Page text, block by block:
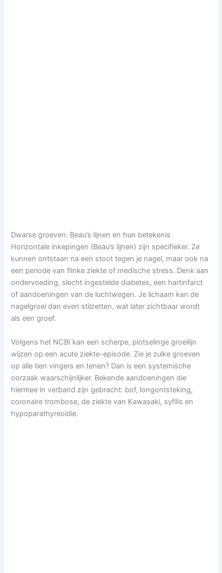
Dwarse groeven: Beau’s lijnen en hun betekenis
Horizontale inkepingen (Beau’s lijnen) zijn specifieker. Ze
kunnen ontstaan na een stoot tegen je nagel, maar ook na
een periode van flinke ziekte of medische stress. Denk aan
ondervoeding, slecht ingestelde diabetes, een hartinfarct
of aandoeningen van de luchtwegen. Je lichaam kan de
nagelgroei dan even stilzetten, wat later zichtbaar wordt
als een groef.
Volgens het NCBI kan een scherpe, plotselinge groeilijn
wijzen op een acute ziekte-episode. Zie je zulke groeven
op alle tien vingers en tenen? Dan is een systemische
oorzaak waarschijnlijker. Bekende aandoeningen die
hiermee in verband zijn gebracht: bof, longontsteking,
coronaire trombose, de ziekte van Kawasaki, syfilis en
hypoparathyreoïdie.